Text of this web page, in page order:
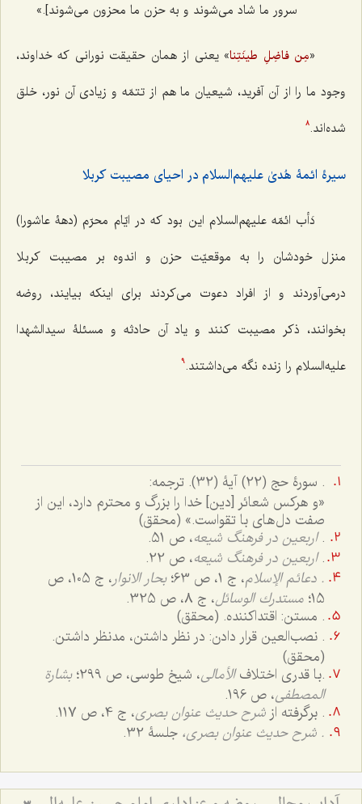
سرور ما شاد می‌شوند و به حزن ما محزون می‌شوند].»
«مِن فاضِلِ طینَتِنا» يعنى از همان حقيقت نورانى كه خداوند،
وجود ما را از آن‌ آفريد، شيعيان ما هم از تتمّه و زيادى آن نور، خلق
شده‌اند.8
سیرۀ ائمۀ هُدیٰ علیهم‌السلام در احیای مصیبت کربلا
دَأب ائمّه علیهم‌السلام اين بود كه در ايّام محرّم (دهۀ عاشورا)
منزل خودشان را به موقعيّت حزن و اندوه بر مصيبت كربلا
درمى‌آوردند و از افراد دعوت مى‌كردند براى اينكه بيايند، روضه
بخوانند، ذكر مصيبت كنند و ياد آن حادثه و مسئلۀ سيدالشهدا
عليه‌السلام را زنده نگه‌ مى‌‌داشتند.9
. سورۀ حج (22) آیۀ (32). ترجمه:
«و هرکس شعائر [دین] خدا را بزرگ و محترم دارد، این از
صفت دل‌های با تقواست.» (محقق)
.اربعین در فرهنگ شیعه، ص 51.
.اربعین در فرهنگ شیعه، ص 22.
. دعائم الإسلام، ج ‌1، ص 63؛ بحار الانوار
، ج 105، ص
15؛ مستدرك الوسائل، ج 8، ص 325.
. مستن: اقتداکننده. (محقق)
. نصب‌العین قرار دادن: در نظر داشتن، مدنظر داشتن.
(محقق)
.با قدری اختلافالأمالی، شیخ طوسی، ص 299؛
بشارة
المصطفى، ص 196.
. برگرفته از شرح حدیث عنوان بصری، ج 4، ص 117.
. شرح حدیث عنوان بصری، جلسۀ 32.